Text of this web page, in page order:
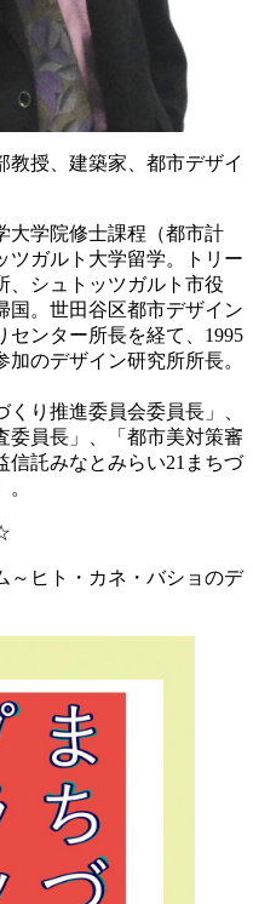
授、建築家、都市デザイ
大学院修士課程（都市計
ツガルト大学留学。トリー
、シュトッツガルト市役
国。世田谷区都市デザイン
ンター所長を経て、1995
のデザイン研究所所長。
り推進委員会委員長」、
委員長」、「都市美対策審
信託みなとみらい21まちづ
ヒト・カネ・バショのデ